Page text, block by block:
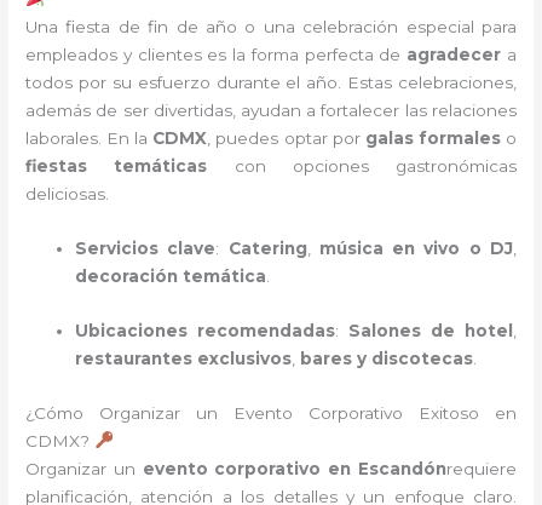
Una fiesta de fin de año o una celebración especial para
empleados y clientes es la forma perfecta de agradecer a
todos por su esfuerzo durante el año. Estas celebraciones,
además de ser divertidas, ayudan a fortalecer las relaciones
laborales. En la CDMX , puedes optar por galas formaleso
fiestas temáticas con opciones gastronómicas
deliciosas.
Servicios clave: Catering música en vivo o DJ
decoración temática
Ubicaciones recomendadas: Salones de hotel
restaurantes exclusivos
bares y discotecas
¿Cómo Organizar un Evento Corporativo Exitoso en
CDMX?
Organizar un evento corporativo en Escandónrequiere
planificación, atención a los detalles y un enfoque claro.